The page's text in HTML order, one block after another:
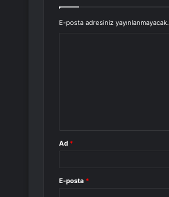
E-posta adresiniz yayınlanmayacak.
Ad *
E-posta *